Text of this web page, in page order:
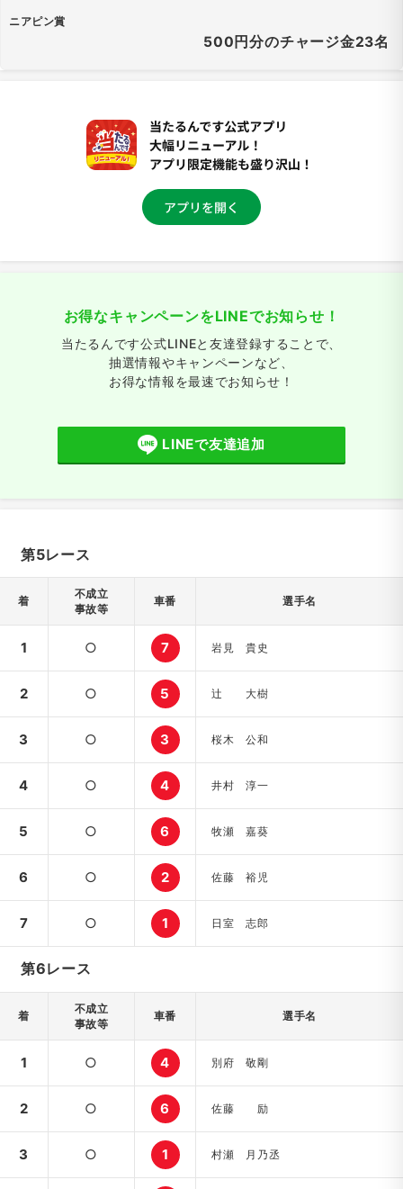
ニアピン賞
500円分のチャージ金23名
お得なキャンペーンをLINEでお知らせ！
当たるんです公式LINEと友達登録することで、
抽選情報やキャンペーンなど、
お得な情報を最速でお知らせ！
LINEで友達追加
第5レース
着
不成立
事故等
車番 選手名
1 ○ 7 岩見 貴史
2 ○ 5 辻 大樹
3 ○ 3 桜木 公和
4 ○ 4 井村 淳一
5 ○ 6 牧瀬 嘉葵
6 ○ 2 佐藤 裕児
7 ○ 1 日室 志郎
第6レース
着
不成立
事故等
車番 選手名
1 ○ 4 別府 敬剛
2 ○ 6 佐藤 励
3 ○ 1 村瀬 月乃丞